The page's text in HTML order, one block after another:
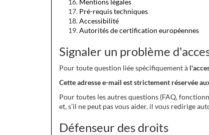
Mentions légales
Pré-requis techniques
Accessibilité
Autorités de certification européennes
Signaler un problème
Pour toute question liée spécifiquement à
Cette adresse e-mail est strictement réservée
Pour toutes les autres questions (FAQ,
et, s’il ne peut pas vous aider, il vous redirige
Défenseur des droits